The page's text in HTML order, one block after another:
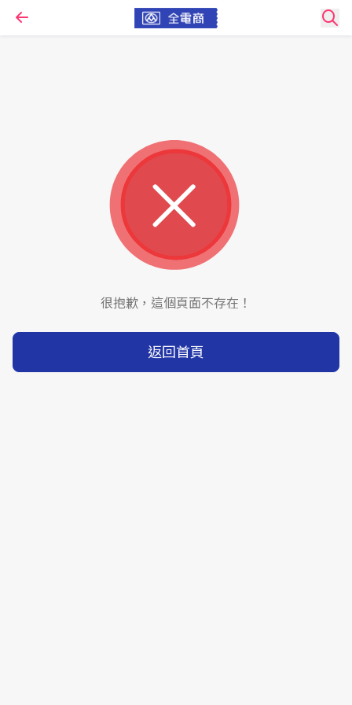
很抱歉，這個頁面不存在！
返回首頁